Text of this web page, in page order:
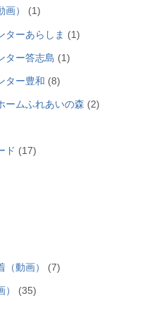
） (1)
ターあらしま (1)
ター答志島 (1)
ター豊和 (8)
ームふれあいの森 (2)
ド (17)
動画） (7)
(35)